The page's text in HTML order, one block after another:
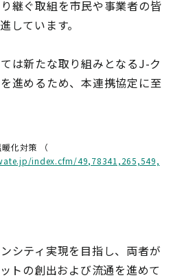
継ぐ取組を市民や事業者の皆
しています。
は新たな取り組みとなるJ-ク
進めるため、本連携協定に至
化対策 （
index.cfm/49,78341,265,549,
シティ実現を目指し、両者が
トの創出および流通を進めて